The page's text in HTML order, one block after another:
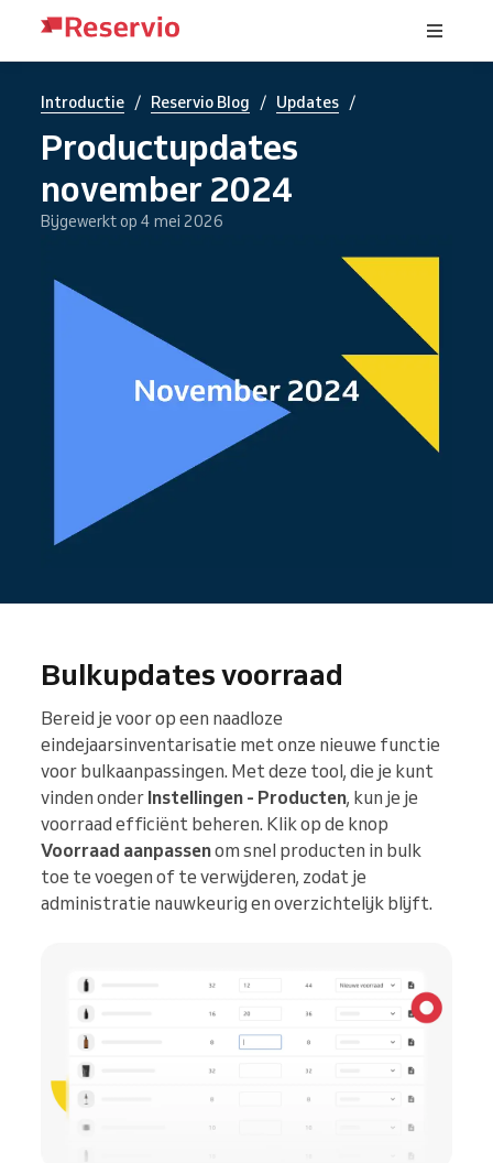
Introductie / Reservio Blog / Updates /
Productupdates
november 2024
Bijgewerkt op 4 mei 2026
Bulkupdates voorraad
Bereid je voor op een naadloze
eindejaarsinventarisatie met onze nieuwe functie
voor bulkaanpassingen. Met deze tool, die je kunt
vinden onder Instellingen - Producten, kun je je
voorraad efficiënt beheren. Klik op de knop
Voorraad aanpassenom snel producten in bulk
toe te voegen of te verwijderen, zodat je
administratie nauwkeurig en overzichtelijk blijft.